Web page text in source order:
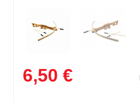
6,50 €